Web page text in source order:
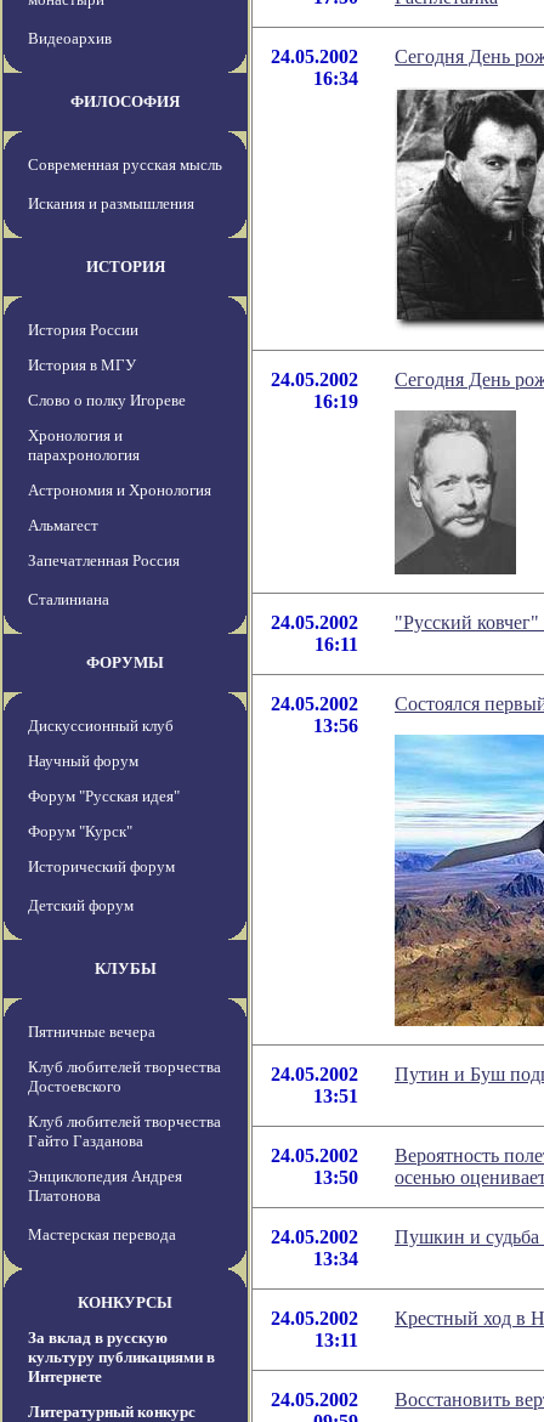
Видеоархив
ФИЛОСОФИЯ
Современная русская мысль
Искания и размышления
ИСТОРИЯ
История России
История в МГУ
Слово о полку Игореве
Хронология и
парахронология
Астрономия и Хронология
Альмагест
Запечатленная Россия
Сталиниана
ФОРУМЫ
Дискуссионный клуб
Научный форум
Форум "Русская идея"
Форум "Курск"
Исторический форум
Детский форум
КЛУБЫ
Пятничные вечера
Клуб любителей творчества
Достоевского
Клуб любителей творчества
Гайто Газданова
Энциклопедия Андрея
Платонова
Мастерская перевода
КОНКУРСЫ
За вклад в русскую
культуру публикациями в
Интернете
Литературный конкурс
24.05.2002
16:34
Сегодня День
24.05.2002
16:19
Сегодня День
24.05.2002
16:11
"Русский
24.05.2002
13:56
Состоялся
24.05.2002
13:51
Путин и Буш
24.05.2002
13:50
Вероятность
осенью
24.05.2002
13:34
Пушкин и судьба
24.05.2002
13:11
Крестный ход в
24.05.2002
Восстановить